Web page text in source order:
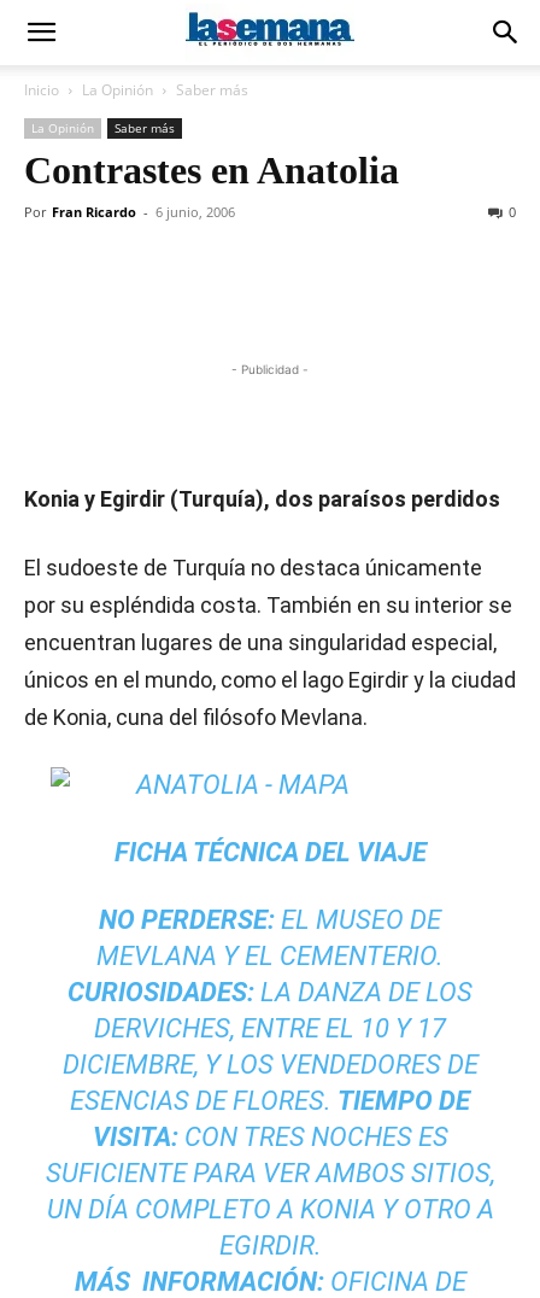
Inicio La Opinión Saber más
La Opinión Saber más
Contrastes en Anatolia
Por Fran Ricardo - 6 junio, 2006 0
- Publicidad -
Konia y Egirdir (Turquía), dos paraísos perdidos
El sudoeste de Turquía no destaca únicamente
por su espléndida costa. También en su interior se
encuentran lugares de una singularidad especial,
únicos en el mundo, como el lago Egirdir y la ciudad
de Konia, cuna del filósofo Mevlana.
FICHA TÉCNICA DEL VIAJE
NO PERDERSE: EL MUSEO DE
MEVLANA Y EL CEMENTERIO.
CURIOSIDADES: LA DANZA DE LOS
DERVICHES, ENTRE EL 10 Y 17
DICIEMBRE, Y LOS VENDEDORES DE
ESENCIAS DE FLORES. TIEMPO DE
VISITA:CON TRES NOCHES ES
SUFICIENTE PARA VER AMBOS SITIOS,
UN DÍA COMPLETO A KONIA Y OTRO A
EGIRDIR.
MÁS INFORMACIÓN:OFICINA DE